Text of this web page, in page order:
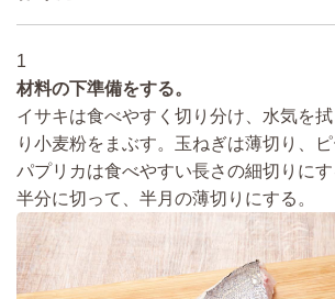
1
材料の下準備をする。
イサキは食べやすく切り分け、水気を
り小麦粉をまぶす。玉ねぎは薄切り、ピ
パプリカは食べやすい長さの細切りに
半分に切って、半月の薄切りにする。